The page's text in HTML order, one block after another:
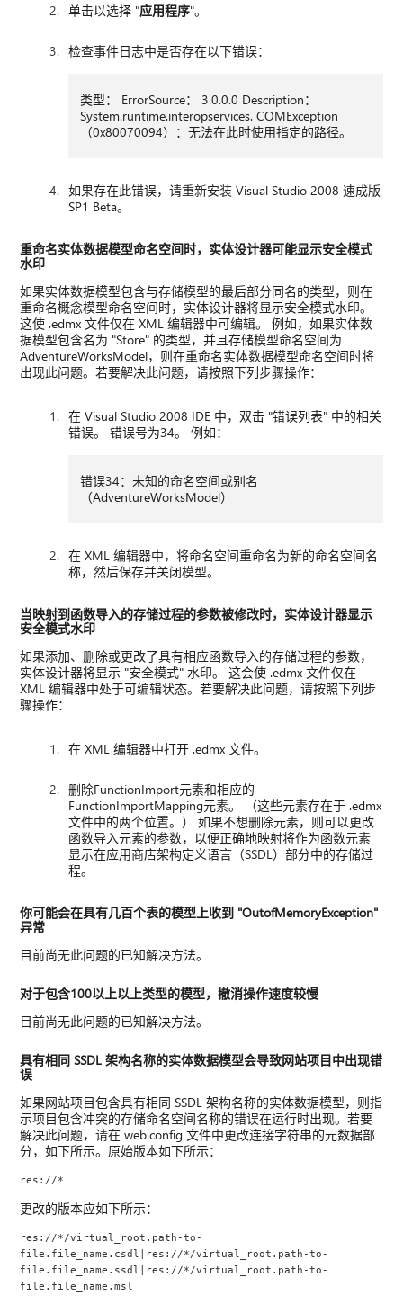
单击以选择 "应用程序"。
检查事件日志中是否存在以下错误：
类型： ErrorSource： 3.0.0.0 Description：
System.runtime.interopservices. COMException
（0x80070094）：无法在此时使用指定的路径。
如果存在此错误，请重新安装 Visual Studio 2008 速成版
SP1 Beta。
重命名实体数据模型命名空间时，实体设计器可能显示安全模式
水印
如果实体数据模型包含与存储模型的最后部分同名的类型，则在
重命名概念模型命名空间时，实体设计器将显示安全模式水印。
这使 .edmx 文件仅在 XML 编辑器中可编辑。 例如，如果实体数
据模型包含名为 "Store" 的类型，并且存储模型命名空间为
AdventureWorksModel，则在重命名实体数据模型命名空间时将
出现此问题。若要解决此问题，请按照下列步骤操作：
在 Visual Studio 2008 IDE 中，双击 "错误列表" 中的相关
错误。 错误号为34。 例如：
错误34：未知的命名空间或别名
（AdventureWorksModel）
在 XML 编辑器中，将命名空间重命名为新的命名空间名
称，然后保存并关闭模型。
当映射到函数导入的存储过程的参数被修改时，实体设计器显示
安全模式水印
如果添加、删除或更改了具有相应函数导入的存储过程的参数，
实体设计器将显示 "安全模式" 水印。 这会使 .edmx 文件仅在
XML 编辑器中处于可编辑状态。若要解决此问题，请按照下列步
骤操作：
在 XML 编辑器中打开 .edmx 文件。
删除FunctionImport元素和相应的
FunctionImportMapping元素。 （这些元素存在于 .edmx
文件中的两个位置。） 如果不想删除元素，则可以更改
函数导入元素的参数，以便正确地映射将作为函数元素
显示在应用商店架构定义语言（SSDL）部分中的存储过
程。
你可能会在具有几百个表的模型上收到 "OutofMemoryException"
异常
目前尚无此问题的已知解决方法。
对于包含100以上以上类型的模型，撤消操作速度较慢
目前尚无此问题的已知解决方法。
具有相同 SSDL 架构名称的实体数据模型会导致网站项目中出现错
误
如果网站项目包含具有相同 SSDL 架构名称的实体数据模型，则指
示项目包含冲突的存储命名空间名称的错误在运行时出现。若要
解决此问题，请在 web.config 文件中更改连接字符串的元数据部
分，如下所示。原始版本如下所示：
res://*
更改的版本应如下所示：
res://*/virtual_root.path-to-
file.file_name.csdl|res://*/virtual_root.path-to-
file.file_name.ssdl|res://*/virtual_root.path-to-
file.file_name.msl